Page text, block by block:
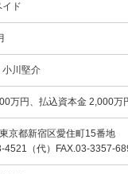
ド
川堅介
万円、払込資本金 2,000万
京都新宿区愛住町15番地
4521（代）FAX.03-3357-